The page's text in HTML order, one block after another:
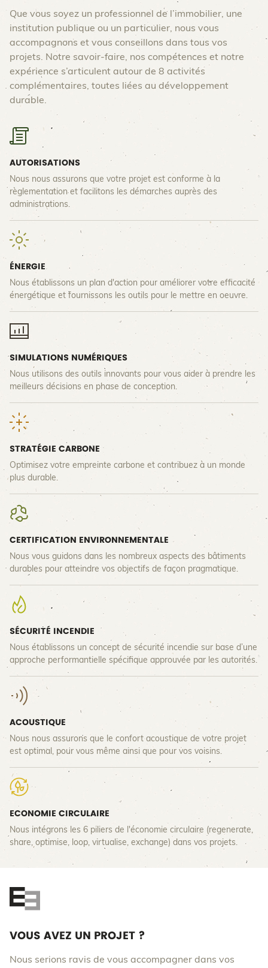
Que vous soyez un professionnel de l’immobilier, une
institution publique ou un particulier, nous vous
accompagnons et vous conseillons dans tous vos
projets. Notre savoir-faire, nos compétences et notre
expérience s’articulent autour de 8 activités
complémentaires, toutes liées au développement
durable.
AUTORISATIONS
Nous nous assurons que votre projet est conforme à la
règlementation et facilitons les démarches auprès des
administrations.
ÉNERGIE
Nous établissons un plan d'action pour améliorer votre efficacité
énergétique et fournissons les outils pour le mettre en oeuvre.
SIMULATIONS NUMÉRIQUES
Nous utilisons des outils innovants pour vous aider à prendre les
meilleurs décisions en phase de conception.
STRATÉGIE CARBONE
Optimisez votre empreinte carbone et contribuez à un monde
plus durable.
CERTIFICATION ENVIRONNEMENTALE
Nous vous guidons dans les nombreux aspects des bâtiments
durables pour atteindre vos objectifs de façon pragmatique.
SÉCURITÉ INCENDIE
Nous établissons un concept de sécurité incendie sur base d’une
approche performantielle spécifique approuvée par les autorités.
ACOUSTIQUE
Nous nous assurons que le confort acoustique de votre projet
est optimal, pour vous même ainsi que pour vos voisins.
ECONOMIE CIRCULAIRE
Nous intégrons les 6 piliers de l'économie circulaire (regenerate,
share, optimise, loop, virtualise, exchange) dans vos projets.
VOUS AVEZ UN PROJET ?
Nous serions ravis de vous accompagner dans vos